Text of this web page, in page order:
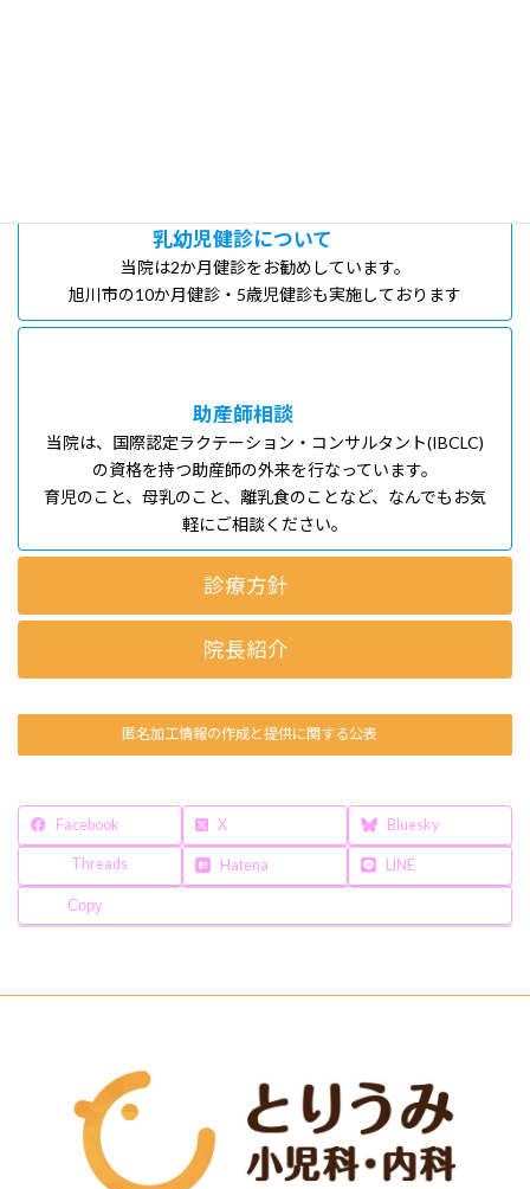
乳幼児健診について
当院は2か月健診をお勧めしています。
旭川市の10か月健診・5歳児健診も実施しております
助産師相談
当院は、国際認定ラクテーション・コンサルタント(IBCLC)
の資格を持つ助産師の外来を行なっています。
育児のこと、母乳のこと、離乳食のことなど、なんでもお気
軽にご相談ください。
診療方針
院長紹介
匿名加工情報の作成と提供に関する公表
Facebook X Bluesky
Threads Hatena LINE
Copy